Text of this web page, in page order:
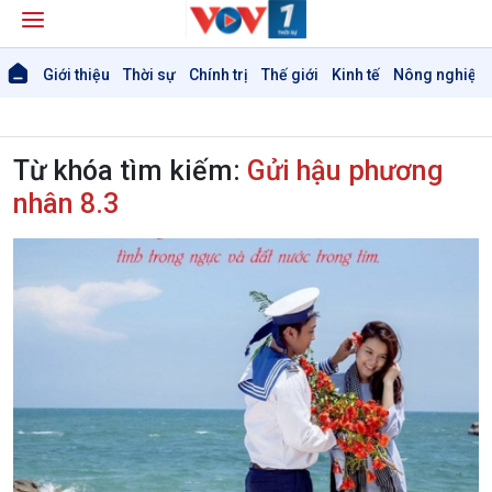
Giới thiệu Thời sự Chính trị Thế giới Kinh tế Nông nghiệp
Thời sự 6h
Thời sự 12h
Thời sự 18h
Thời sự 21h30
Bản tin
Chuyên mục
Theo dòng Thời sự
Chính trị
Thế giới
Từ khóa tìm kiếm: Gửi hậu phương
nhân 8.3